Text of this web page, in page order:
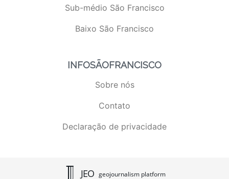
Sub-médio São Francisco
Baixo São Francisco
INFOSÃOFRANCISCO
Sobre nós
Contato
Declaração de privacidade